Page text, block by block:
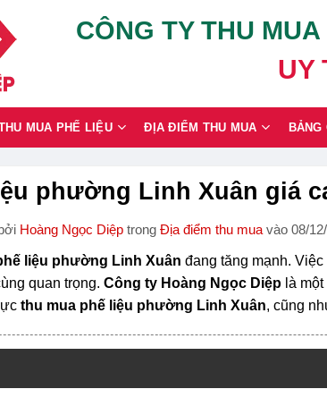
CÔNG TY THU
UY
MUA PHẾ LIỆU ĐỊA ĐIỂM THU MUA
phường Linh Xuân giá
Hoàng Ngọc Diệp trongĐịa điểm thu mua vào 08/
liệu phường Linh Xuân đang tăng mạnh.
quan trọng.Công ty Hoàng Ngọc Diệp là
thu mua phế liệu phường Linh Xuân, cũng